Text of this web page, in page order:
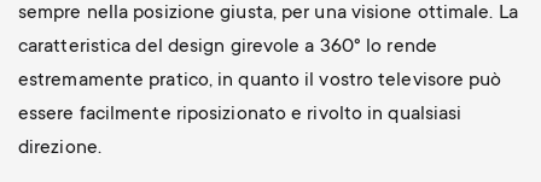
sempre nella posizione giusta, per una visione ottimale. La
caratteristica del design girevole a 360° lo rende
estremamente pratico, in quanto il vostro televisore può
essere facilmente riposizionato e rivolto in qualsiasi
direzione.